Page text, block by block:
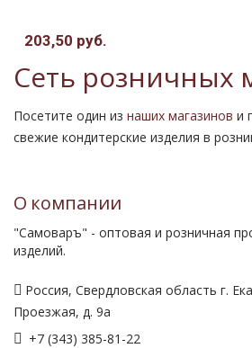
203,50 руб.
Сеть розничных
Посетите один из наших магазинов и
свежие кондитерские изделия в
О компании
"Самоваръ" - оптовая и розничная
изделий.
Россия, Свердловская область г.
Проезжая, д. 9а
+7 (343) 385-81-22